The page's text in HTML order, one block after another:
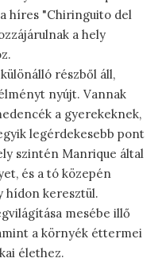
híres "Chiringuito del
a hely
részből áll,
nyújt. Vannak
a gyerekeknek,
legérdekesebb pont
szintén Manrique által
és a tó közepén
hídon keresztül.
mesébe illő
a környék éttermei
élethez.